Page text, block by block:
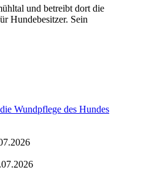
und betreibt dort die
Hundebesitzer. Sein
Wundpflege des Hundes